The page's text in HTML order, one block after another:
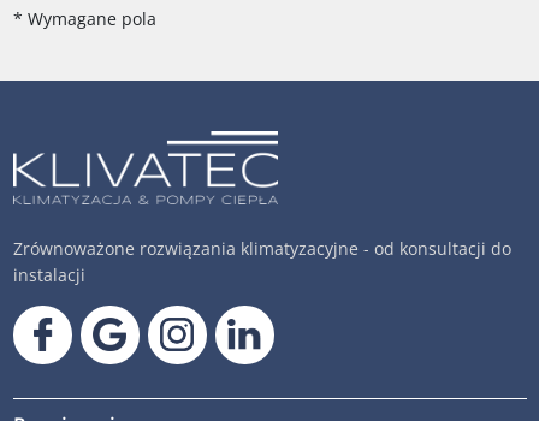
* Wymagane pola
Zrównoważone rozwiązania klimatyzacyjne - od konsultacji do
instalacji